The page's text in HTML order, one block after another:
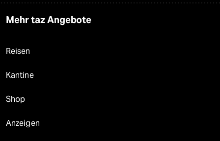
Mehr taz Angebote
Reisen
Kantine
Shop
Anzeigen